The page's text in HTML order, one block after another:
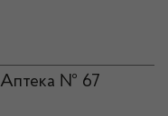
Аптека № 67